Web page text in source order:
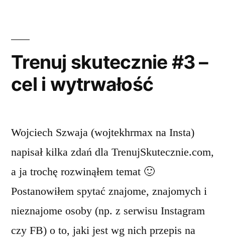
Trenuj skutecznie #3 –
cel i wytrwałość
Wojciech Szwaja (wojtekhrmax na Insta)
napisał kilka zdań dla TrenujSkutecznie.com,
a ja trochę rozwinąłem temat 🙂
Postanowiłem spytać znajome, znajomych i
nieznajome osoby (np. z serwisu Instagram
czy FB) o to, jaki jest wg nich przepis na